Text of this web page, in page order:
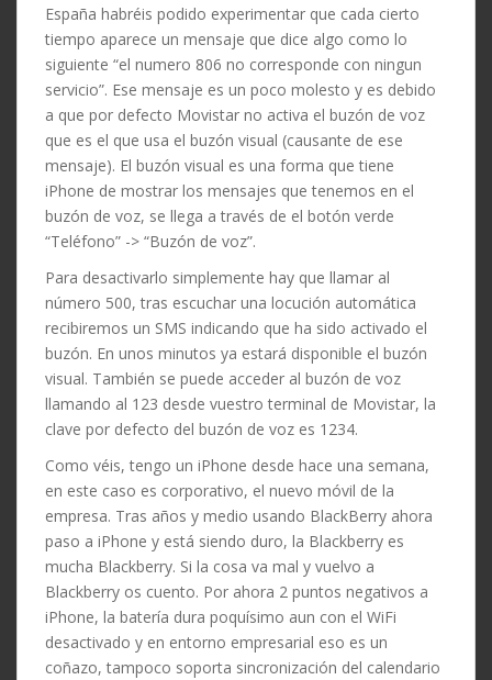
España habréis podido experimentar que cada cierto
tiempo aparece un mensaje que dice algo como lo
siguiente “el numero 806 no corresponde con ningun
servicio”. Ese mensaje es un poco molesto y es debido
a que por defecto Movistar no activa el buzón de voz
que es el que usa el buzón visual (causante de ese
mensaje). El buzón visual es una forma que tiene
iPhone de mostrar los mensajes que tenemos en el
buzón de voz, se llega a través de el botón verde
“Teléfono” -> “Buzón de voz”.
Para desactivarlo simplemente hay que llamar al
número 500, tras escuchar una locución automática
recibiremos un SMS indicando que ha sido activado el
buzón. En unos minutos ya estará disponible el buzón
visual. También se puede acceder al buzón de voz
llamando al 123 desde vuestro terminal de Movistar, la
clave por defecto del buzón de voz es 1234.
Como véis, tengo un iPhone desde hace una semana,
en este caso es corporativo, el nuevo móvil de la
empresa. Tras años y medio usando BlackBerry ahora
paso a iPhone y está siendo duro, la Blackberry es
mucha Blackberry. Si la cosa va mal y vuelvo a
Blackberry os cuento. Por ahora 2 puntos negativos a
iPhone, la batería dura poquísimo aun con el WiFi
desactivado y en entorno empresarial eso es un
coñazo, tampoco soporta sincronización del calendario